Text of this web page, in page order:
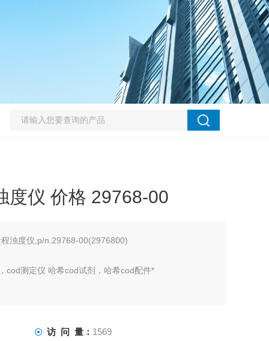
度仪 价格 29768-00
浊度仪,p/n.29768-00(2976800)
cod测定仪 哈希cod试剂，哈希cod配件*
访 问 量： 1569